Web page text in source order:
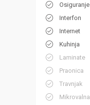
Osiguranje
Interfon
Internet
Kuhinja
Laminate
Praonica
Travnjak
Mikrovalna